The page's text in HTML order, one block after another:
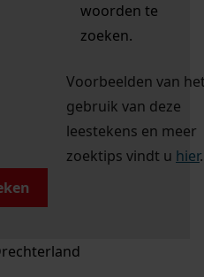
woorden te
zoeken.
Voorbeelden van
gebruik van deze
leestekens en meer
zoektips vindt u hier.